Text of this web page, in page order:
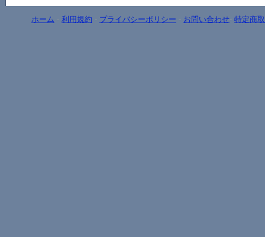
ホーム - 利用規約 - プライバシーポリシー - お問い合わせ- 特定商